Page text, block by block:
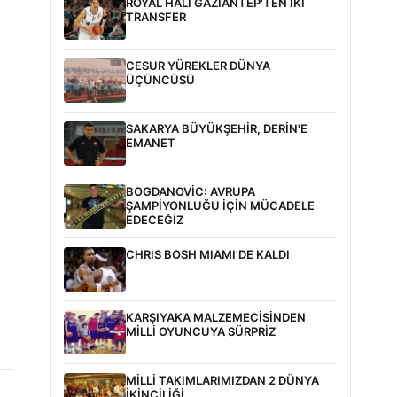
TRANSFER
CESUR YÜREKLER DÜNYA
ÜÇÜNCÜSÜ
SAKARYA BÜYÜKŞEHİR, DERİN'E
EMANET
BOGDANOVİC: AVRUPA
ŞAMPİYONLUĞU İÇİN MÜCADELE
EDECEĞİZ
CHRIS BOSH MIAMI'DE KALDI
KARŞIYAKA MALZEMECİSİNDEN
MİLLİ OYUNCUYA SÜRPRİZ
MİLLİ TAKIMLARIMIZDAN 2 DÜNYA